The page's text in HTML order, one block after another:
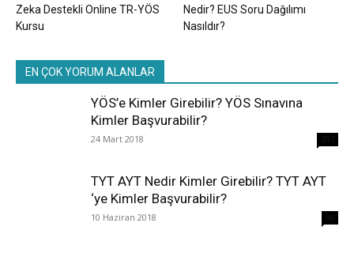
Zeka Destekli Online TR-YÖS
Kursu
Nedir? EUS Soru Dağılımı
Nasıldır?
EN ÇOK YORUM ALANLAR
YÖS’e Kimler Girebilir? YÖS Sınavına
Kimler Başvurabilir?
24 Mart 2018
TYT AYT Nedir Kimler Girebilir? TYT AYT
‘ye Kimler Başvurabilir?
10 Haziran 2018